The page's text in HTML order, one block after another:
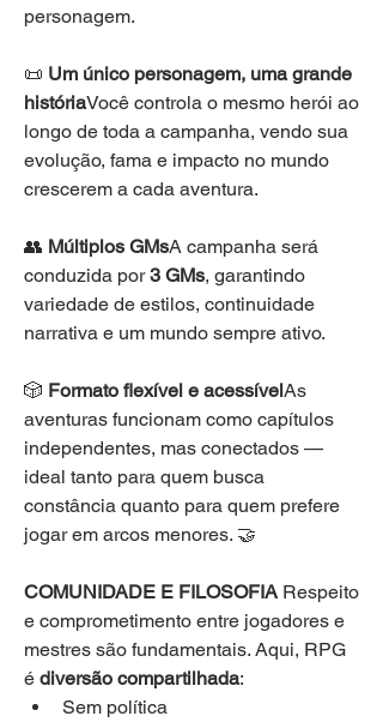
personagem.
📜 Um único personagem, uma grande
históriaVocê controla o mesmo herói ao
longo de toda a campanha, vendo sua
evolução, fama e impacto no mundo
crescerem a cada aventura.
👥 Múltiplos GMsA campanha será
conduzida por 3 GMs, garantindo
variedade de estilos, continuidade
narrativa e um mundo sempre ativo.
🎲 Formato flexível e acessívelAs
aventuras funcionam como capítulos
independentes, mas conectados —
ideal tanto para quem busca
constância quanto para quem prefere
jogar em arcos menores. 🤝
COMUNIDADE E FILOSOFIA Respeito
e comprometimento entre jogadores e
mestres são fundamentais. Aqui, RPG
é diversão compartilhada:
Sem política